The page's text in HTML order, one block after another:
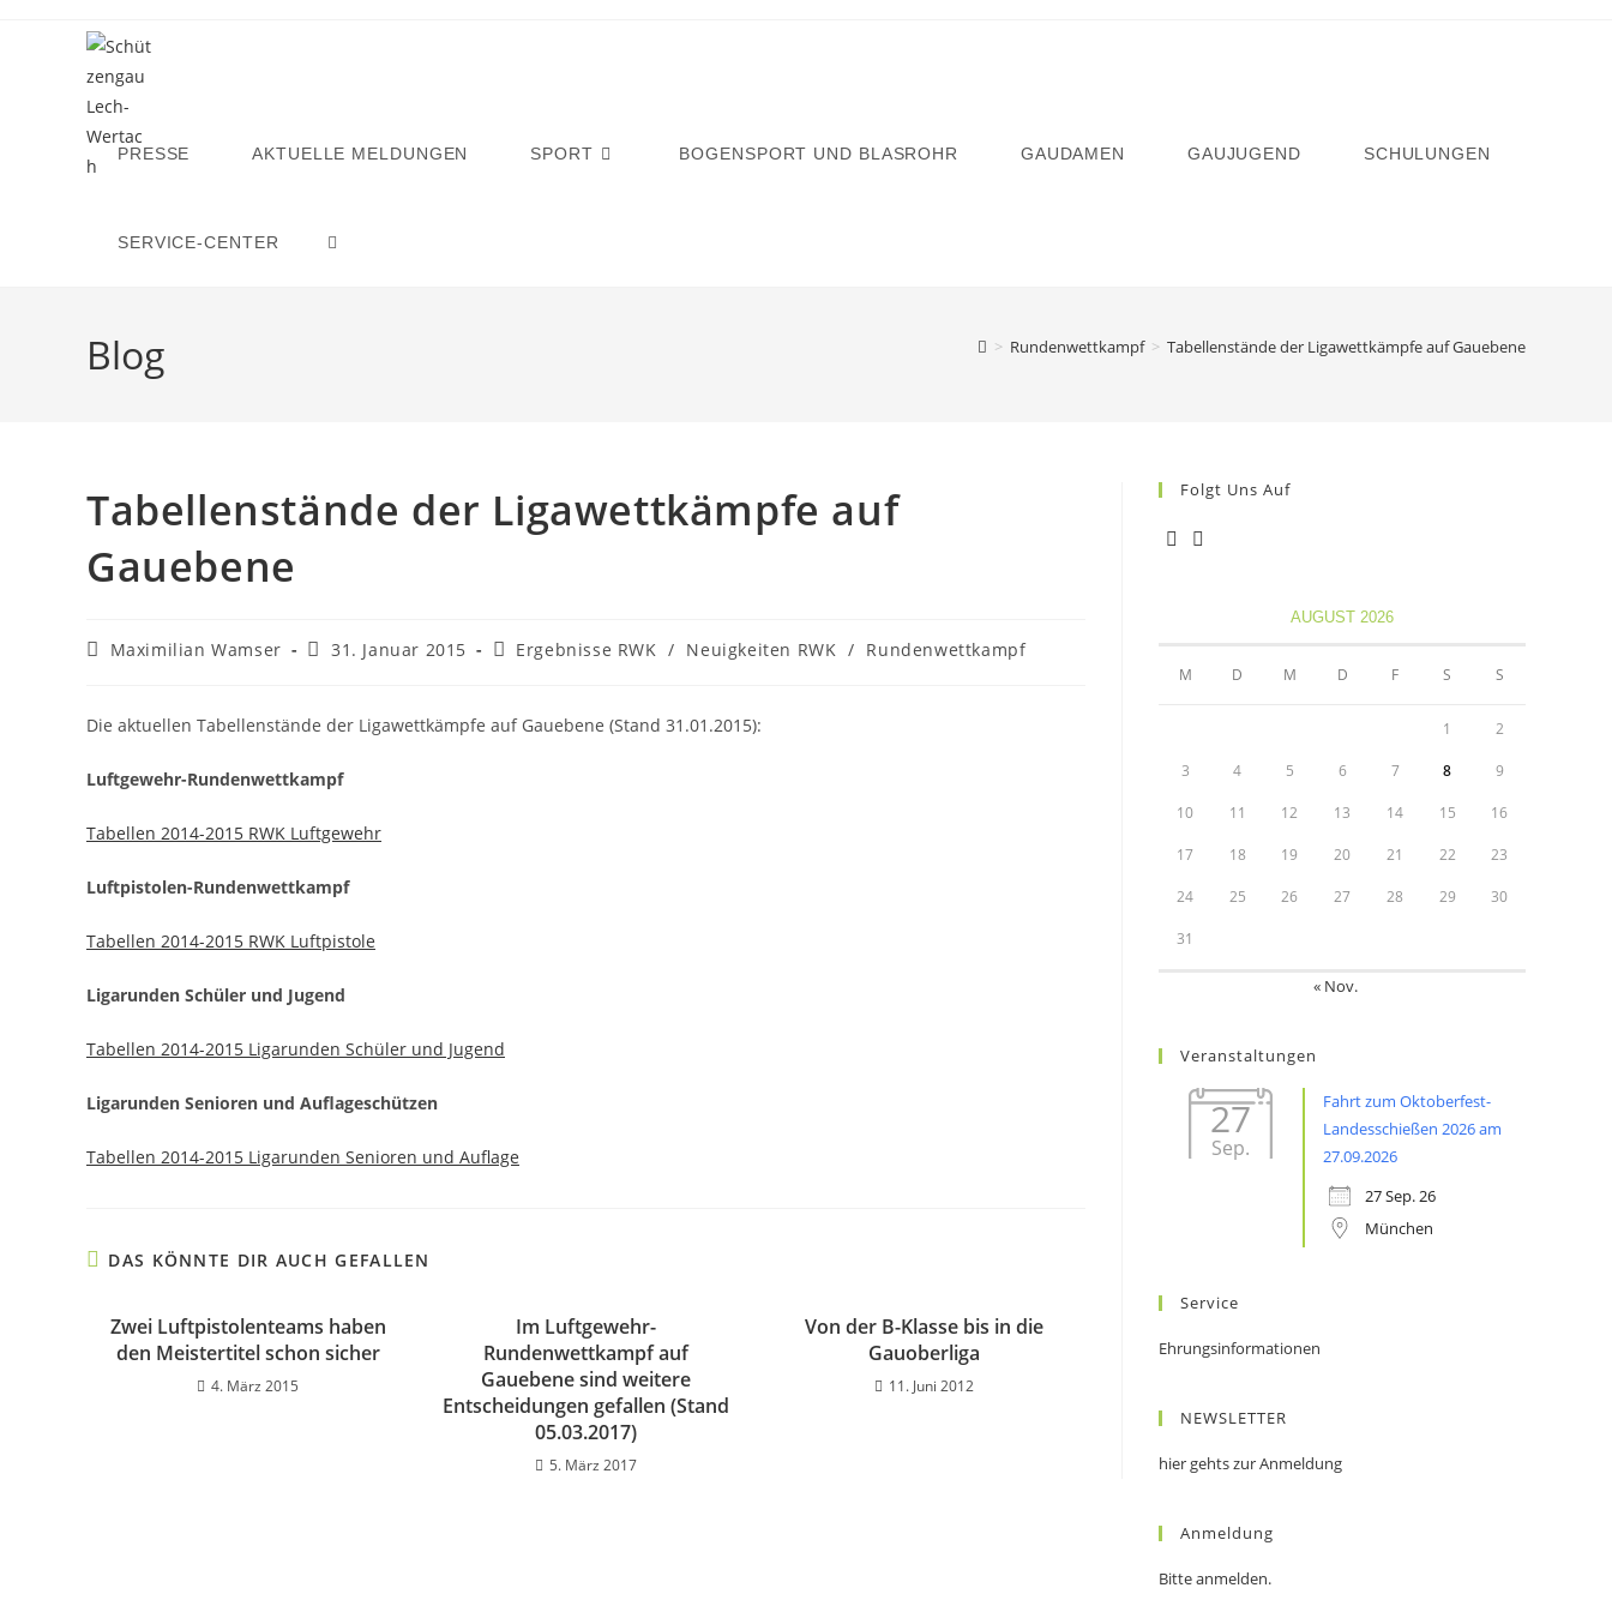
PRESSE AKTUELLE MELDUNGEN SPORT BOGENSPORT UND BLASROHR GAUDAMEN GAUJUGEND SCHULUNGEN
SERVICE-CENTER WEBSITE-
Blog > Rundenwettkampf > Tabellenstände der Ligawettkämpfe auf Gauebene
Tabellenstände der Ligawettkämpfe auf
Gauebene
Beitrags-
Maximilian Wamser
Beitrag
31. Januar 2015
Beitrags-
Ergebnisse RWK / Neuigkeiten RWK / Rundenwettkampf
Die aktuellen Tabellenstände der Ligawettkämpfe auf Gauebene (Stand 31.01.2015):
Luftgewehr-Rundenwettkampf
Tabellen 2014-2015 RWK Luftgewehr
Luftpistolen-Rundenwettkampf
Tabellen 2014-2015 RWK Luftpistole
Ligarunden Schüler und Jugend
Tabellen 2014-2015 Ligarunden Schüler und Jugend
Ligarunden Senioren und Auflageschützen
Tabellen 2014-2015 Ligarunden Senioren und Auflage
DAS KÖNNTE DIR AUCH GEFALLEN
Zwei Luftpistolenteams haben
den Meistertitel schon sicher
4. März 2015
Im Luftgewehr-
Rundenwettkampf auf
Gauebene sind weitere
Entscheidungen gefallen (Stand
05.03.2017)
5. März 2017
Von der B-Klasse bis in die
Gauoberliga
11. Juni 2012
Folgt Uns Auf
AUGUST 2026
M D M D F S S
1 2
3 4 5 6 7 8 9
10 11 12 13 14 15 16
17 18 19 20 21 22 23
24 25 26 27 28 29 30
31
« Nov.
Veranstaltungen
27
Sep.
Fahrt zum Oktoberfest-
Landesschießen 2026 am
27.09.2026
27 Sep. 26
München
Service
Ehrungsinformationen
NEWSLETTER
hier gehts zur Anmeldung
Anmeldung
Bitte anmelden.